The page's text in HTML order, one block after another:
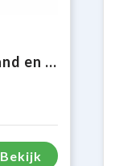
Sportbidon met rand en koord 750ml
Bekijk